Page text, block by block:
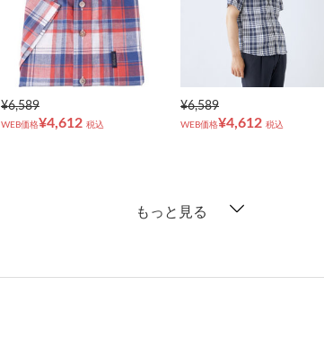
¥6,589
WEB価格¥4,612 税込
¥6,589
WEB価格¥4,612 税込
もっと見る